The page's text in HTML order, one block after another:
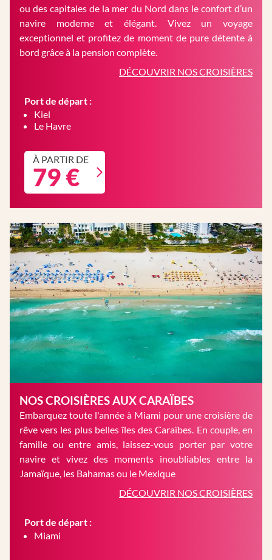
ou des capitales de la mer du Nord dans le confort d’un
navire moderne et élégant. Vivez un voyage
exceptionnel et profitez de moment de pure détente à
bord grâce à la pension complète.
DÉCOUVRIR NOS CROISIÈRES
Port de départ :
Kiel
Le Havre
À PARTIR DE
79 €
NOS CROISIÈRES AUX CARAÏBES
Embarquez toute l'année à Miami pour une croisière de
rêve vers les plus belles îles des Caraïbes. En couple, en
famille ou entre amis, laissez-vous porter par votre
navire et vivez des moments inoubliables entre la
Jamaïque, les Bahamas ou le Mexique
DÉCOUVRIR NOS CROISIÈRES
Port de départ :
Miami